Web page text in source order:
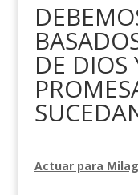
DE DIOS
Actuar para